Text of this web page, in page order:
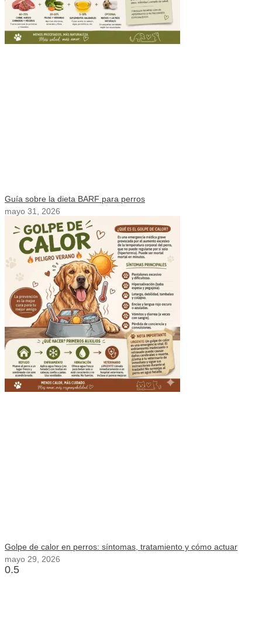
Guía sobre la dieta BARF para perros
mayo 31, 2026
Golpe de calor en perros: síntomas, tratamiento y cómo actuar
mayo 29, 2026